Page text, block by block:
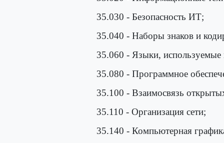
35.030 - Безопасность ИТ;
35.040 - Наборы знаков и
35.060 - Языки,
35.080 - Программное
35.100 - Взаимосвязь
35.110 - Организация сети;
35.140 - Компьютерная